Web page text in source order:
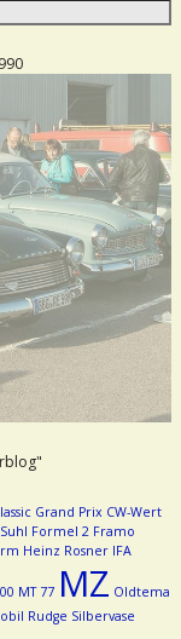
Grand Prix CW-Wert
Formel 2 Framo
Heinz Rosner IFA
MT 77 MZ Oldtema
Rudge Silbervase